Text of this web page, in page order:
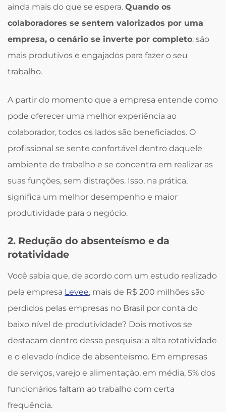
ainda mais do que se espera. Quando os
colaboradores se sentem valorizados por uma
empresa, o cenário se inverte por completo: são
mais produtivos e engajados para fazer o seu
trabalho.
A partir do momento que a empresa entende como
pode oferecer uma melhor experiência ao
colaborador, todos os lados são beneficiados. O
profissional se sente confortável dentro daquele
ambiente de trabalho e se concentra em realizar as
suas funções, sem distrações. Isso, na prática,
significa um melhor desempenho e maior
produtividade para o negócio.
2. Redução do absenteísmo e da
rotatividade
Você sabia que, de acordo com um estudo realizado
pela empresa Levee, mais de R$ 200 milhões são
perdidos pelas empresas no Brasil por conta do
baixo nível de produtividade? Dois motivos se
destacam dentro dessa pesquisa: a alta rotatividade
e o elevado índice de absenteísmo. Em empresas
de serviços, varejo e alimentação, em média, 5% dos
funcionários faltam ao trabalho com certa
frequência.